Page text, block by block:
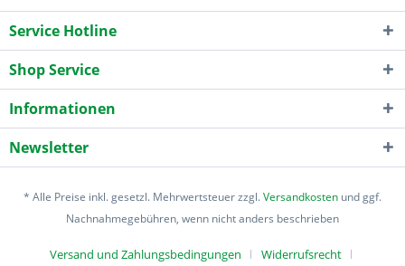
Service Hotline
Shop Service
Informationen
Newsletter
* Alle Preise inkl. gesetzl. Mehrwertsteuer zzgl.Versandkosten und ggf.
Nachnahmegebühren, wenn nicht anders beschrieben
Versand und Zahlungsbedingungen Widerrufsrecht